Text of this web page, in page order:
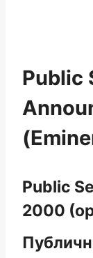
Public
Public
2000